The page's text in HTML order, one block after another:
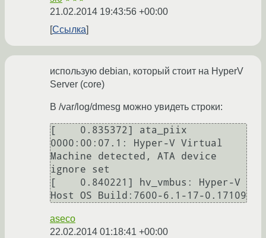
21.02.2014 19:43:56 +00:00
Ссылка
использую debian, который стоит на HyperV
Server (core)
В /var/log/dmesg можно увидеть строки:
[    0.835372] ata_piix
0000:00:07.1: Hyper-V Virtual
Machine detected, ATA device
ignore set
[    0.840221] hv_vmbus: Hyper-V
aseco
22.02.2014 01:18:41 +00:00